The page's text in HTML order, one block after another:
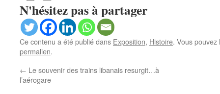
N'hésitez pas à partager
Ce contenu a été publié dans Exposition, Histoire. Vous
permalien.
← Le souvenir des trains libanais resurgit…à
l’aérogare